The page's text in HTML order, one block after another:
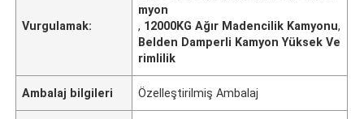
Vurgulamak:
myon
, 12000KG Ağır Madencilik Kamyonu,
Belden Damperli Kamyon Yüksek Ve
rimlilik
Ambalaj bilgileri Özelleştirilmiş Ambalaj